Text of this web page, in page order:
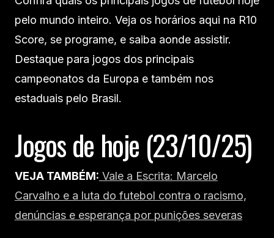
pelo mundo inteiro. Veja os horários aqui na R10
Score, se programe, e saiba aonde assistir.
Destaque para jogos dos principais
campeonatos da Europa e também nos
estaduais pelo Brasil.
Jogos de hoje (23/10/25)
VEJA TAMBÉM: Vale a Escrita: Marcelo
Carvalho e a luta do futebol contra o racismo,
denúncias e esperança por punições severas